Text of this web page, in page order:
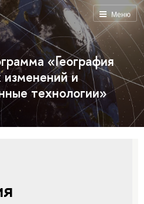
Меню
«География
изменений и
технологии»